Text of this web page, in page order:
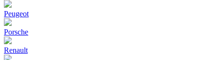
Peugeot
Porsche
Renault